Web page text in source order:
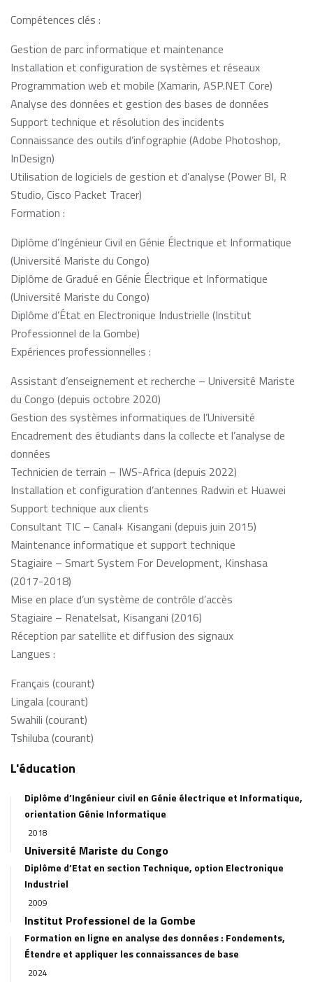
Compétences clés :
Gestion de parc informatique et maintenance
Installation et configuration de systèmes et réseaux
Programmation web et mobile (Xamarin, ASP.NET Core)
Analyse des données et gestion des bases de données
Support technique et résolution des incidents
Connaissance des outils d’infographie (Adobe Photoshop,
InDesign)
Utilisation de logiciels de gestion et d’analyse (Power BI, R
Studio, Cisco Packet Tracer)
Formation :
Diplôme d’Ingénieur Civil en Génie Électrique et Informatique
(Université Mariste du Congo)
Diplôme de Gradué en Génie Électrique et Informatique
(Université Mariste du Congo)
Diplôme d’État en Electronique Industrielle (Institut
Professionnel de la Gombe)
Expériences professionnelles :
Assistant d’enseignement et recherche – Université Mariste
du Congo (depuis octobre 2020)
Gestion des systèmes informatiques de l’Université
Encadrement des étudiants dans la collecte et l’analyse de
données
Technicien de terrain – IWS-Africa (depuis 2022)
Installation et configuration d’antennes Radwin et Huawei
Support technique aux clients
Consultant TIC – Canal+ Kisangani (depuis juin 2015)
Maintenance informatique et support technique
Stagiaire – Smart System For Development, Kinshasa
(2017-2018)
Mise en place d’un système de contrôle d’accès
Stagiaire – Renatelsat, Kisangani (2016)
Réception par satellite et diffusion des signaux
Langues :
Français (courant)
Lingala (courant)
Swahili (courant)
Tshiluba (courant)
L'éducation
Diplôme d’Ingénieur civil en Génie électrique et Informatique,
orientation Génie Informatique
2018
Université Mariste du Congo
Diplôme d’Etat en section Technique, option Electronique
Industriel
2009
Institut Professionel de la Gombe
Formation en ligne en analyse des données : Fondements,
Étendre et appliquer les connaissances de base
2024